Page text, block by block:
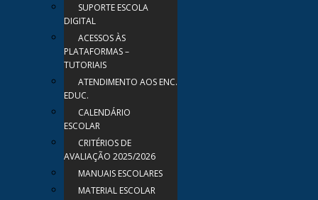
SUPORTE ESCOLA
DIGITAL
ACESSOS ÀS
PLATAFORMAS –
TUTORIAIS
ATENDIMENTO AOS ENC.
EDUC.
CALENDÁRIO
ESCOLAR
CRITÉRIOS DE
AVALIAÇÃO 2025/2026
MANUAIS ESCOLARES
MATERIAL ESCOLAR